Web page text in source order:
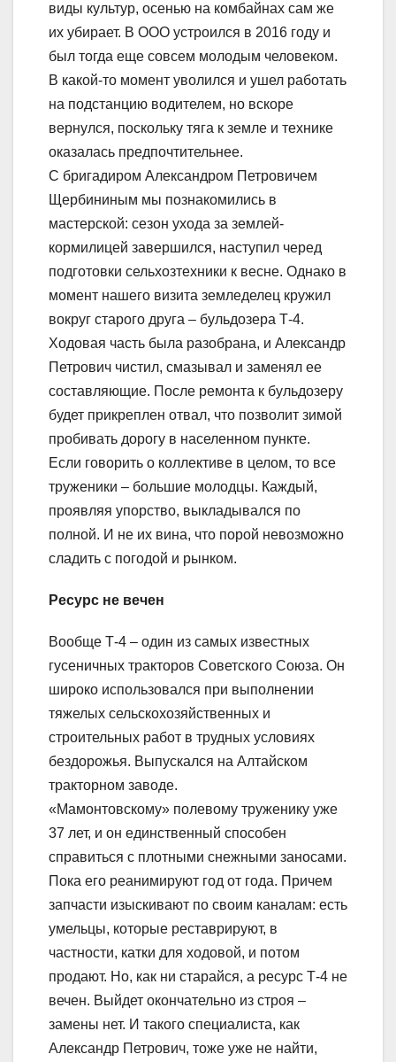
виды культур, осенью на комбайнах сам же
их убирает. В ООО устроился в 2016 году и
был тогда еще совсем молодым человеком.
В какой-то момент уволился и ушел работать
на подстанцию водителем, но вскоре
вернулся, поскольку тяга к земле и технике
оказалась предпочтительнее.
С бригадиром Александром Петровичем
Щербининым мы познакомились в
мастерской: сезон ухода за землей-
кормилицей завершился, наступил черед
подготовки сельхозтехники к весне. Однако в
момент нашего визита земледелец кружил
вокруг старого друга – бульдозера Т-4.
Ходовая часть была разобрана, и Александр
Петрович чистил, смазывал и заменял ее
составляющие. После ремонта к бульдозеру
будет прикреплен отвал, что позволит зимой
пробивать дорогу в населенном пункте.
Если говорить о коллективе в целом, то все
труженики – большие молодцы. Каждый,
проявляя упорство, выкладывался по
полной. И не их вина, что порой невозможно
сладить с погодой и рынком.
Ресурс не вечен
Вообще Т-4 – один из самых известных
гусеничных тракторов Советского Союза. Он
широко использовался при выполнении
тяжелых сельскохозяйственных и
строительных работ в трудных условиях
бездорожья. Выпускался на Алтайском
тракторном заводе.
«Мамонтовскому» полевому труженику уже
37 лет, и он единственный способен
справиться с плотными снежными заносами.
Пока его реанимируют год от года. Причем
запчасти изыскивают по своим каналам: есть
умельцы, которые реставрируют, в
частности, катки для ходовой, и потом
продают. Но, как ни старайся, а ресурс Т-4 не
вечен. Выйдет окончательно из строя –
замены нет. И такого специалиста, как
Александр Петрович, тоже уже не найти,